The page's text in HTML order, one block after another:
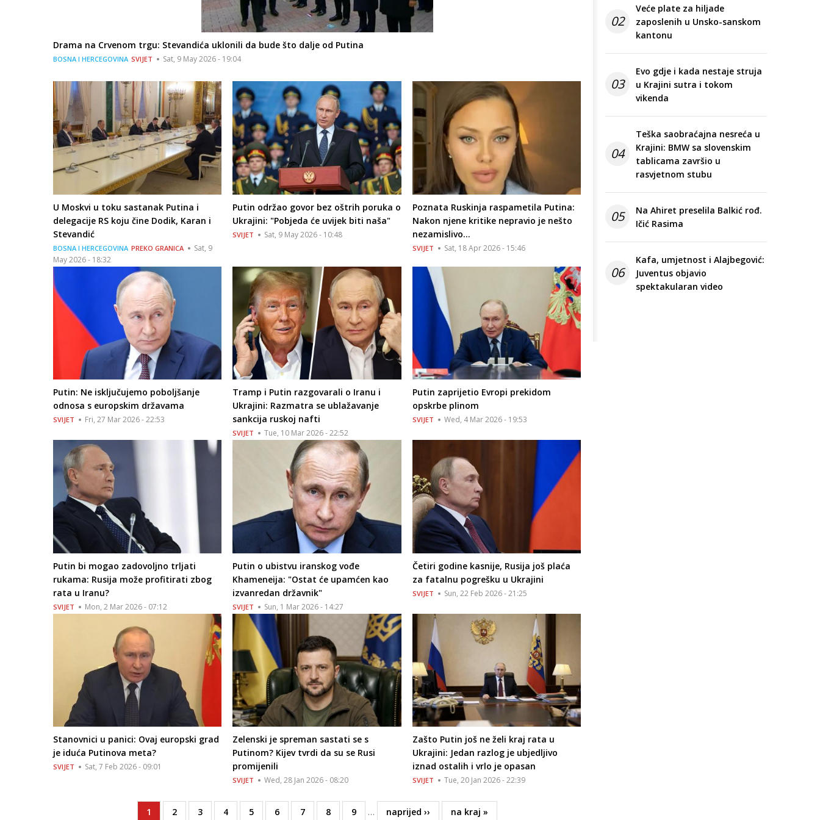
Drama na Crvenom trgu: Stevandića uklonili da bude što dalje od Putina
BOSNA I HERCEGOVINA SVIJET Sat, 9 May 2026 - 19:04
U Moskvi u toku sastanak Putina i
delegacije RS koju čine Dodik, Karan i
Stevandić
BOSNA I HERCEGOVINA PREKO GRANICA
Sat, 9
May 2026 - 18:32
Putin održao govor bez oštrih poruka o
Ukrajini: "Pobjeda će uvijek biti naša"
SVIJET Sat, 9 May 2026 - 10:48
Poznata Ruskinja raspametila Putina:
Nakon njene kritike nepravio je nešto
nezamislivo...
SVIJET Sat, 18 Apr 2026 - 15:46
Putin: Ne isključujemo poboljšanje
odnosa s europskim državama
SVIJET Fri, 27 Mar 2026 - 22:53
Tramp i Putin razgovarali o Iranu i
Ukrajini: Razmatra se ublažavanje
sankcija ruskoj nafti
SVIJET Tue, 10 Mar 2026 - 22:52
Putin zaprijetio Evropi prekidom
opskrbe plinom
SVIJET Wed, 4 Mar 2026 - 19:53
Putin bi mogao zadovoljno trljati
rukama: Rusija može profitirati zbog
rata u Iranu?
SVIJET Mon, 2 Mar 2026 - 07:12
Putin o ubistvu iranskog vođe
Khameneija: "Ostat će upamćen kao
izvanredan državnik"
SVIJET Sun, 1 Mar 2026 - 14:27
Četiri godine kasnije, Rusija još plaća
za fatalnu pogrešku u Ukrajini
SVIJET Sun, 22 Feb 2026 - 21:25
Stanovnici u panici: Ovaj europski grad
je iduća Putinova meta?
SVIJET Sat, 7 Feb 2026 - 09:01
Zelenski je spreman sastati se s
Putinom? Kijev tvrdi da su se Rusi
promijenili
SVIJET Wed, 28 Jan 2026 - 08:20
Zašto Putin još ne želi kraj rata u
Ukrajini: Jedan razlog je ubjedljivo
iznad ostalih i vrlo je opasan
SVIJET Tue, 20 Jan 2026 - 22:39
Current
1 Page
2 Page
3 Page
4 Page
5 Page
6 Page
7 Page
8 Page
9 … Next
naprijed ›› Last
na kraj »
02
Veće plate za hiljade
zaposlenih u Unsko-sanskom
kantonu
03
Evo gdje i kada nestaje struja
u Krajini sutra i tokom
vikenda
04
Teška saobraćajna nesreća u
Krajini: BMW sa slovenskim
tablicama završio u
rasvjetnom stubu
05
Na Ahiret preselila Balkić rođ.
Ičić Rasima
06
Kafa, umjetnost i Alajbegović:
Juventus objavio
spektakularan video